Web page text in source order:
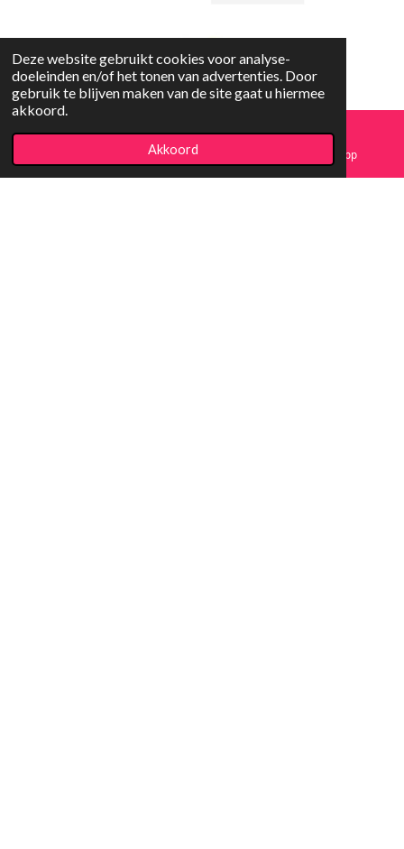
Deze website gebruikt cookies voor analyse-
doeleinden en/of het tonen van advertenties. Door
gebruik te blijven maken van de site gaat u hiermee
akkoord.
Akkoord
Copyright
Facebook WhatsApp